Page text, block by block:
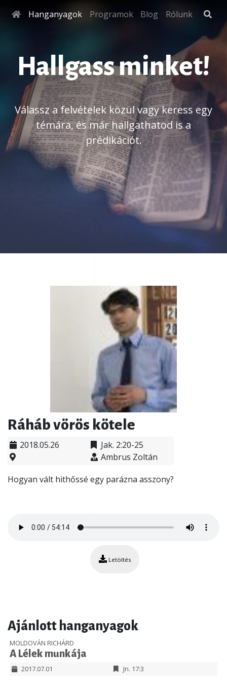
Hanganyagok Programok Blog Rólunk
Hallgass minket!
Válassz a felvételek közül vagy keress egy
témára, és már hallgathatod is a
prédikációt.
Ráháb vörös kötele
2018.05.26
Jak. 2:20-25
Ambrus Zoltán
Hogyan vált hithőssé egy parázna asszony?
Letöltés
Ajánlott hanganyagok
MOLDOVÁN RICHÁRD
A Lélek munkája
2017.07.01 Jn. 17:3